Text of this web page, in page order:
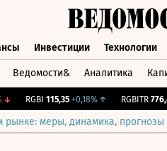
Инвестиции Технологии
Ведомости& Аналитика
RGBI 115,35 +0,18%↑ RGBITR
рынке: меры, динамика, прогнозы